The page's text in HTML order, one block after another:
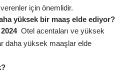
için önemlidir.
yüksek bir maaş elde ediyor?
Otel acentaları ve yüksek
daha yüksek maaşlar elde